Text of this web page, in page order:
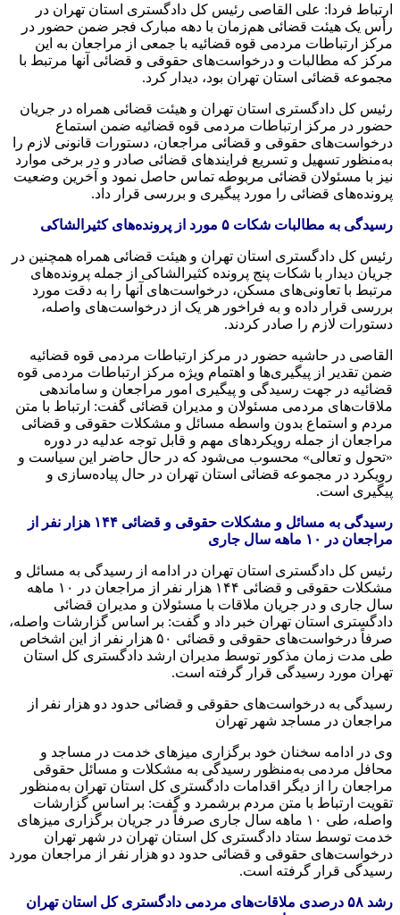
ارتباط فردا: علی القاصی رئیس کل دادگستری استان تهران در
رأس یک هیئت قضائی هم‌زمان با دهه مبارک فجر ضمن حضور در
مرکز ارتباطات مردمی قوه قضائیه با جمعی از مراجعان به این
مرکز که مطالبات و درخواست‌های حقوقی و قضائی آنها مرتبط با
مجموعه قضائی استان تهران بود، دیدار کرد.
رئیس کل دادگستری استان تهران و هیئت قضائی همراه در جریان
حضور در مرکز ارتباطات مردمی قوه قضائیه ضمن استماع
درخواست‌های حقوقی و قضائی مراجعان، دستورات قانونی لازم را
به‌منظور تسهیل و تسریع فرایندهای قضائی صادر و در برخی موارد
نیز با مسئولان قضائی مربوطه تماس حاصل نمود و آخرین وضعیت
پرونده‌های قضائی را مورد پیگیری و بررسی قرار داد.
رسیدگی به مطالبات شکات ۵ مورد از پرونده‌های کثیرالشاکی
رئیس کل دادگستری استان تهران و هیئت قضائی همراه همچنین در
جریان دیدار با شکات پنج پرونده کثیرالشاکی از جمله پرونده‌های
مرتبط با تعاونی‌های مسکن، درخواست‌های آنها را به دقت مورد
بررسی قرار داده و به فراخور هر یک از درخواست‌های واصله،
دستورات لازم را صادر کردند.
القاصی در حاشیه حضور در مرکز ارتباطات مردمی قوه قضائیه
ضمن تقدیر از پیگیری‌ها و اهتمام ویژه مرکز ارتباطات مردمی قوه
قضائیه در جهت رسیدگی و پیگیری امور مراجعان و ساماندهی
ملاقات‌های مردمی مسئولان و مدیران قضائی گفت: ارتباط با متن
مردم و استماع بدون واسطه مسائل و مشکلات حقوقی و قضائی
مراجعان از جمله رویکردهای مهم و قابل توجه عدلیه در دوره
«تحول و تعالی» محسوب می‌شود که در حال حاضر این سیاست و
رویکرد در مجموعه قضائی استان تهران در حال پیاده‌سازی و
پیگیری است.
رسیدگی به مسائل و مشکلات حقوقی و قضائی ۱۴۴ هزار نفر از
مراجعان در ۱۰ ماهه سال جاری
رئیس کل دادگستری استان تهران در ادامه از رسیدگی به مسائل و
مشکلات حقوقی و قضائی ۱۴۴ هزار نفر از مراجعان در ۱۰ ماهه
سال جاری و در جریان ملاقات با مسئولان و مدیران قضائی
دادگستری استان تهران خبر داد و گفت: بر اساس گزارشات واصله،
صرفاً درخواست‌های حقوقی و قضائی ۵۰ هزار نفر از این اشخاص
طی مدت زمان مذکور توسط مدیران ارشد دادگستری کل استان
تهران مورد رسیدگی قرار گرفته است.
رسیدگی به درخواست‌های حقوقی و قضائی حدود دو هزار نفر از
مراجعان در مساجد شهر تهران
وی در ادامه سخنان خود برگزاری میزهای خدمت در مساجد و
محافل مردمی به‌منظور رسیدگی به مشکلات و مسائل حقوقی
مراجعان را از دیگر اقدامات دادگستری کل استان تهران به‌منظور
تقویت ارتباط با متن مردم برشمرد و گفت: بر اساس گزارشات
واصله، طی ۱۰ ماهه سال جاری صرفاً در جریان برگزاری میزهای
خدمت توسط ستاد دادگستری کل استان تهران در شهر تهران
درخواست‌های حقوقی و قضائی حدود دو هزار نفر از مراجعان مورد
رسیدگی قرار گرفته است.
رشد ۵۸ درصدی ملاقات‌های مردمی دادگستری کل استان تهران